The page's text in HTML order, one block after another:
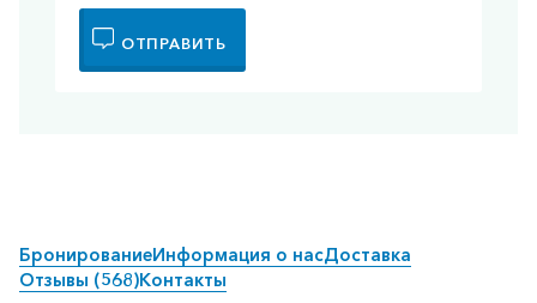
ОТПРАВИТЬ
БронированиеИнформация о насДоставка
Отзывы (568)Контакты